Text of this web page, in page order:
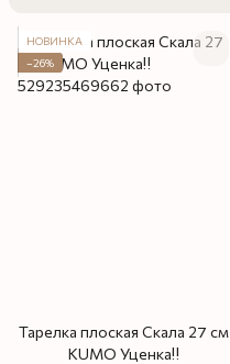
НОВИНКА
−26%
Тарелка плоская Скала 27 см
KUMO Уценка‼️